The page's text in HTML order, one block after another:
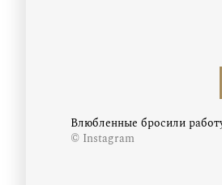
Влюбленные бросили
© Instagram